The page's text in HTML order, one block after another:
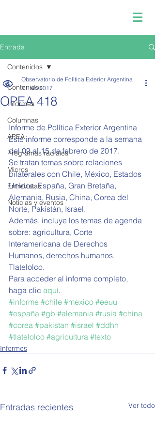
Entrada
Contenidos
Informes
Columnas
APEA
Programas radiales
Micros
Entrevistas
Noticias y eventos
Contenidos
OPEA 418
Observatorio de Política Exterior Argentina
21 feb 2017
Informe de Política Exterior Argentina
Este informe corresponde a la semana
del 09 al 15 de febrero de 2017.
Se tratan temas sobre relaciones
bilaterales con Chile, México, Estados
Unidos, España, Gran Bretaña,
Alemania, Rusia, China, Corea del
Norte, Pakistán, Israel.
Además, incluye los temas de agenda
sobre: agricultura, Corte
Interamericana de Derechos
Humanos, derechos humanos,
Tlatelolco.
Para acceder al informe completo,
haga clic aquí.
#informe #chile #mexico #eeuu
#españa #gb #alemania #rusia #china
#corea #pakistan #israel #ddhh
#tlatelolco #agricultura #texto
Informes
Entradas recientes Ver todo